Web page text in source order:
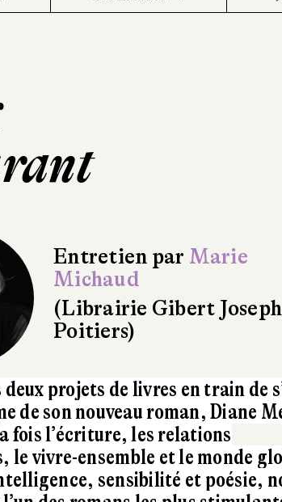
Entretien par Marie
Michaud
(Librairie Gibert
Poitiers)
projets de livres en train de
de son nouveau roman, Diane
fois l’écriture, les relations
le vivre-ensemble et le monde
sensibilité et poésie,